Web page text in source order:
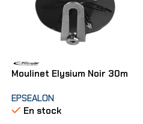
Moulinet Elysium Noir 30m
EPSEALON
En stock